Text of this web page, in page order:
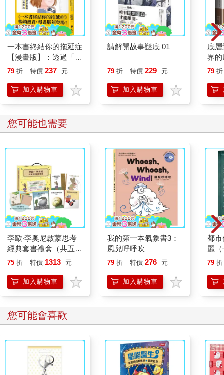
一本書終結你的拖延症
【漫畫版】：透過「小
行動」打開大腦的行動
「行動派」的37個科
學方法
79 折 特價 237 元
加入購物車
請解開故事謎底 01
79 折 特價 229 元
加入購物車
底
界
79 折
您可能也需要
李歐‧李奧尼啟蒙思考
經典套書禮盒（共五冊
／贈親子共讀引導手冊
75 折 特價 1313 元
加入購物車
我的第一本氣象書3：
風兒呼呼吹
79 折 特價 276 元
加入購物車
都市
麗
量
79 折
您可能會喜歡